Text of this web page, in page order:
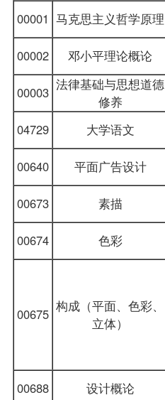
00001 马克思主义哲学原理
00002 邓小平理论概论
00003 法律基础与思想道德
修养
04729 大学语文
00640
平面广告设计
00673
素描
00674
色彩
00675 构成（平面、色彩、
立体）
00688 设计概论